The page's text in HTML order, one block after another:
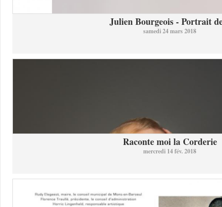
Julien Bourgeois - Portrait
samedi 24 mars 2018
Raconte moi la Corderie
mercredi 14 fév. 2018